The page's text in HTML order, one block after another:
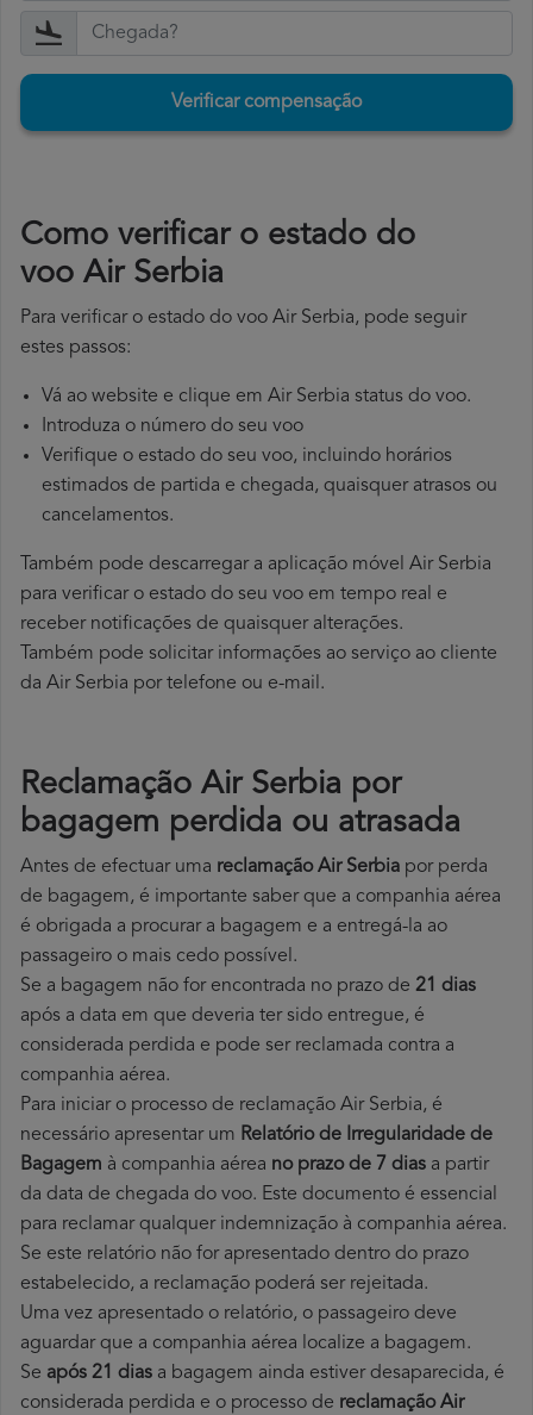
Verificar compensação
​Como verificar o estado do
voo Air Serbia
Para verificar o estado do voo Air Serbia, pode seguir
estes passos:
Vá ao website e clique em Air Serbia status do voo.
Introduza o número do seu voo
Verifique o estado do seu voo, incluindo horários
estimados de partida e chegada, quaisquer atrasos ou
cancelamentos.
Também pode descarregar a aplicação móvel Air Serbia
para verificar o estado do seu voo em tempo real e
receber notificações de quaisquer alterações.
Também pode solicitar informações ao serviço ao cliente
da Air Serbia por telefone ou e-mail.
Reclamação Air Serbia por
bagagem perdida ou atrasada
Antes de efectuar uma reclamação Air Serbia por perda
de bagagem, é importante saber que a companhia aérea
é obrigada a procurar a bagagem e a entregá-la ao
passageiro o mais cedo possível.
Se a bagagem não for encontrada no prazo de 21 dias
após a data em que deveria ter sido entregue, é
considerada perdida e pode ser reclamada contra a
companhia aérea.
Para iniciar o processo de reclamação Air Serbia, é
necessário apresentar um Relatório de Irregularidade de
Bagagem à companhia aérea no prazo de 7 dias a partir
da data de chegada do voo. Este documento é essencial
para reclamar qualquer indemnização à companhia aérea.
Se este relatório não for apresentado dentro do prazo
estabelecido, a reclamação poderá ser rejeitada.
Uma vez apresentado o relatório, o passageiro deve
aguardar que a companhia aérea localize a bagagem.
Se após 21 dias a bagagem ainda estiver desaparecida, é
considerada perdida e o processo de reclamação Air